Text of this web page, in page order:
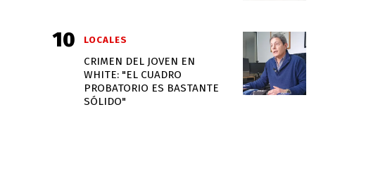
CRIMEN DEL JOVEN EN
WHITE: "EL CUADRO
PROBATORIO ES BASTANTE
SÓLIDO"
LOCALES